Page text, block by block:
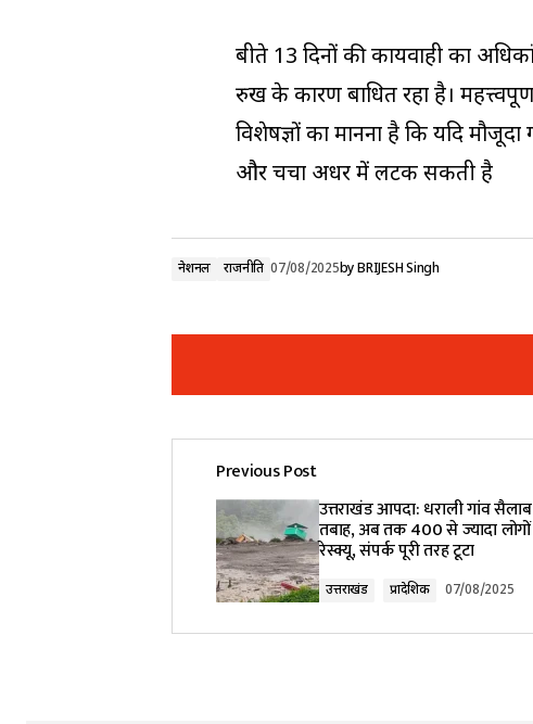
बीते 13 दिनों की कार्यवाही का
रुख के कारण बाधित रहा है।
विशेषज्ञों का मानना है कि यदि
और चर्चा अधर में लटक सकती है
नेशनल राजनीति 07/08/2025byBRIJESH Singh
Your email address will not be
Comment*
Previous Post
उत्तराखंड आपदा: धराली गांव
तबाह, अब तक 400 से ज्यादा
रेस्क्यू, संपर्क पूरी तरह टूटा
उत्तराखंड प्रादेशिक 07/08/2025